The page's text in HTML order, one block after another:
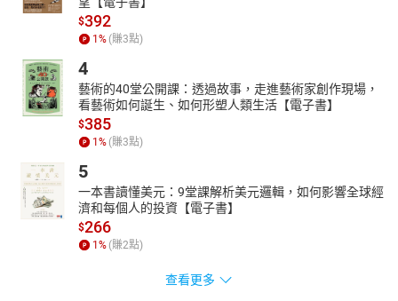
$392
1 % (賺3點)
4
藝術的40堂公開課：透過故事，走進藝術家創作現場，
看藝術如何誕生、如何形塑人類生活【電子書】
$385
1 % (賺3點)
5
一本書讀懂美元：9堂課解析美元邏輯，如何影響全球經
濟和每個人的投資【電子書】
$266
1 % (賺2點)
查看更多